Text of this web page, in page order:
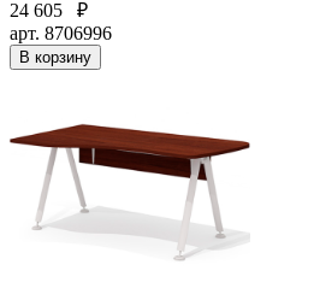
24 605
₽
арт. 8706996
В корзину